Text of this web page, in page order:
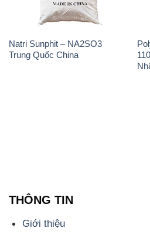
Chính sách và quy định chung
Tin tức